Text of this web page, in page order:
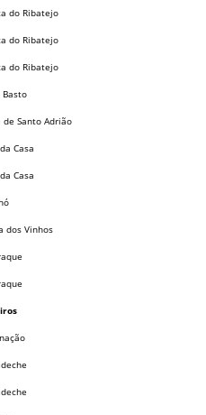
do Ribatejo
do Ribatejo
do Ribatejo
de Santo Adrião
Casa
Casa
dos Vinhos